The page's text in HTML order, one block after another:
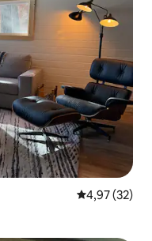
4,97 af 5 í
4,97 (32)